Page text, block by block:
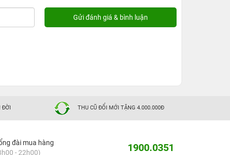
ĐỜI THU CŨ ĐỔI MỚI TẶNG 4.000.000Đ
đài mua hàng
- 22h00)
1900.0351